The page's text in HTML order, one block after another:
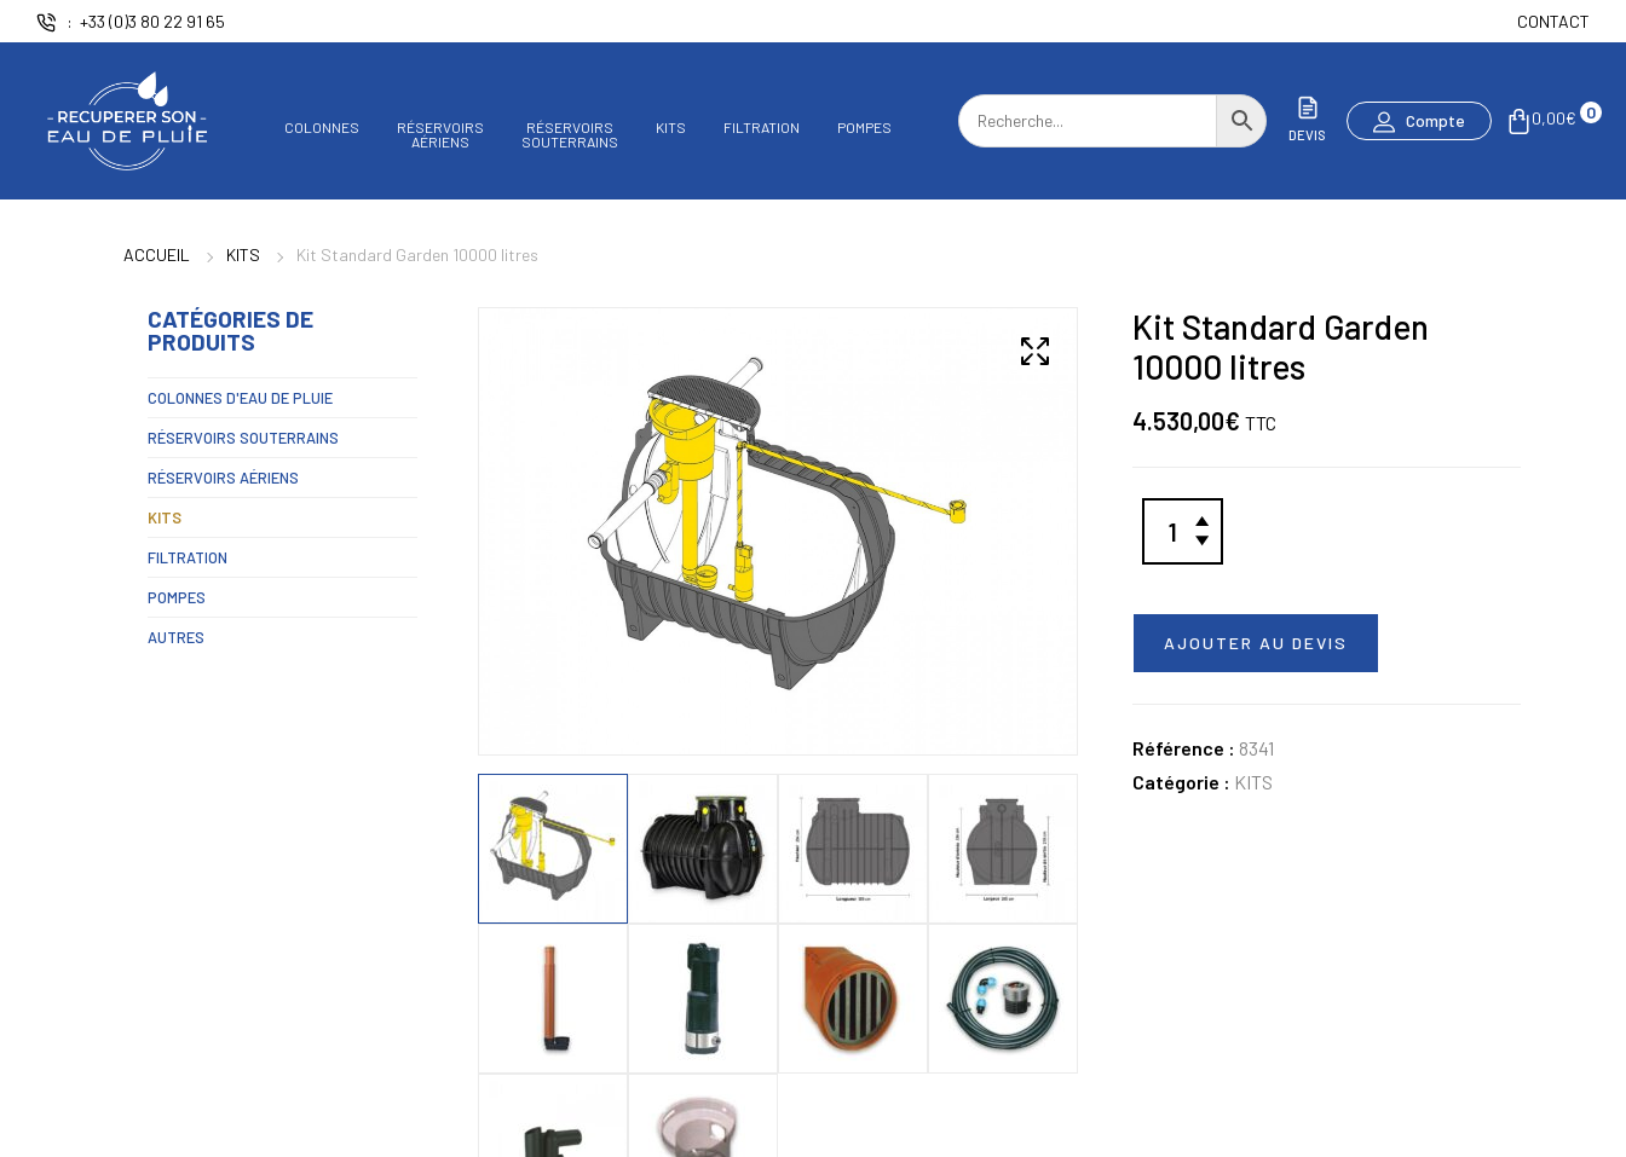
+33 (0)3 80 22 91 65 CONTACT
COLONNES
RÉSERVOIRS
AÉRIENS
RÉSERVOIRS
SOUTERRAINS
KITS FILTRATION POMPES DEVIS
Compte 0,00€ 0
ACCUEIL KITS Kit Standard Garden 10000 litres
Kit Standard Garden
10000 litres
4.530,00€ TTC
AJOUTER AU DEVIS
Référence : 8341
Catégorie : KITS
CATÉGORIES DE
PRODUITS
COLONNES D'EAU DE PLUIE
RÉSERVOIRS SOUTERRAINS
RÉSERVOIRS AÉRIENS
KITS
FILTRATION
POMPES
AUTRES
Panneau de gestion des cookies